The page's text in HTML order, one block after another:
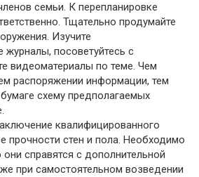
семьи. К перепланировке
Тщательно продумайте
Изучите
журналы, посоветуйтесь с
видеоматериалы по теме. Чем
распоряжении информации, тем
схему предполагаемых
квалифицированного
прочности стен и пола. Необходимо
справятся с дополнительной
при самостоятельном возведении